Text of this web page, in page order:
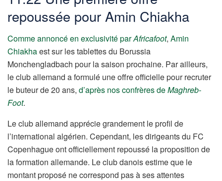
repoussée pour Amin Chiakha
Comme annoncé en exclusivité parAfricafoot, Amin
Chiakhaest sur les tablettes du Borussia
Monchengladbach pour la saison prochaine. Par ailleurs,
le club allemand a formulé une offre officielle pour recruter
le buteur de 20 ans, d’après nos confrères deMaghreb-
Foot.
Le club allemand apprécie grandement le profil de
l’international algérien. Cependant, les dirigeants du FC
Copenhague ont officiellement repoussé la proposition de
la formation allemande. Le club danois estime que le
montant proposé ne correspond pas à ses attentes